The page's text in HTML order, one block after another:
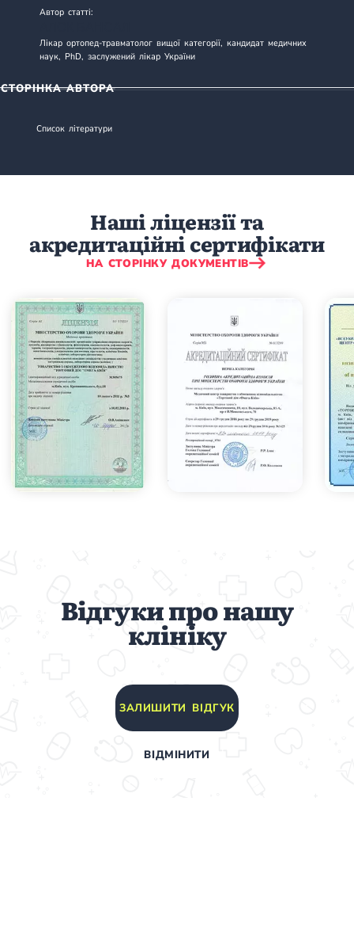
Автор статті:
Лікар ортопед-травматолог вищої категорії, кандидат медичних
наук, PhD, заслужений лікар України
СТОРІНКА АВТОРА
Список літератури
Наші ліцензії та
акредитаційні сертифікати
НА СТОРІНКУ ДОКУМЕНТІВ
Відгуки про нашу
клініку
ЗАЛИШИТИ ВІДГУК
ВІДМІНИТИ